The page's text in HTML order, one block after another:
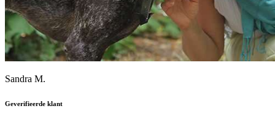
Sandra M.
Geverifieerde klant